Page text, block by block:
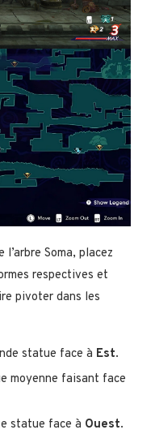
l’arbre Soma, placez
respectives et
pivoter dans les
statue face à Est.
moyenne faisant face
statue face à Ouest.